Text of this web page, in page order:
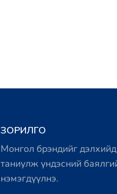
ЗОРИЛГО
Монгол брэндийг дэлхийд
таниулж үндэсний
нэмэгдүүлнэ.